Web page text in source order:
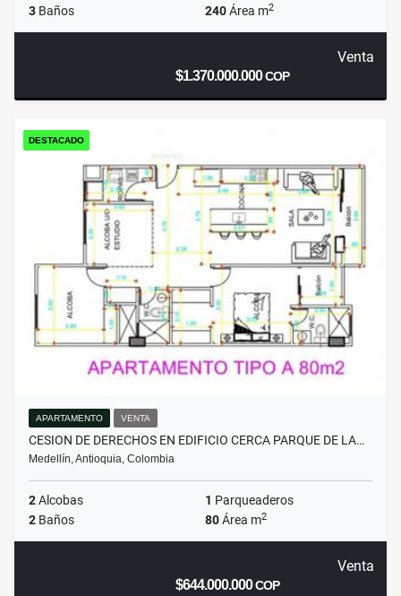
3 Baños 240Área m2
Venta
$1.370.000.000COP
DESTACADO
APARTAMENTO VENTA
CESION DE DERECHOS EN EDIFICIO CERCA PARQUE DE LA…
Medellín, Antioquia, Colombia
2Alcobas 1 Parqueaderos
2 Baños 80Área m2
Venta
$644.000.000COP